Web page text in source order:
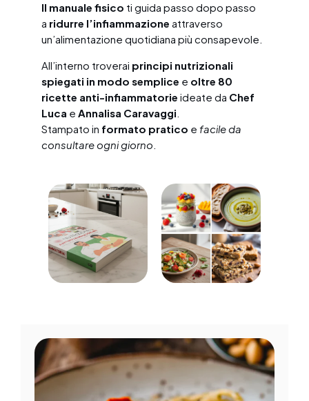
Il manuale fisico ti guida passo dopo passo
a ridurre l’infiammazione attraverso
un’alimentazione quotidiana più consapevole.
All’interno troverai principi nutrizionali
spiegati in modo semplice e oltre 80
ricette anti-infiammatorie ideate da Chef
Luca e Annalisa Caravaggi
Stampato in formato pratico e facile da
consultare ogni giorno